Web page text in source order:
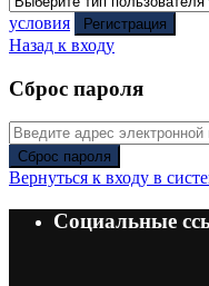
условия
Регистрация
Назад к входу
Сброс пароля
Сброс пароля
Вернуться к входу в
Социальные